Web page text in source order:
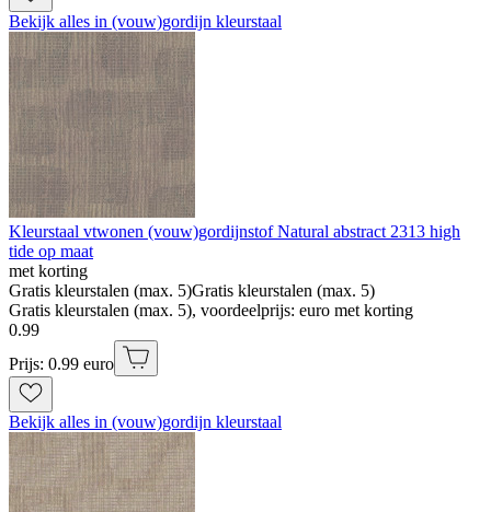
Bekijk alles in (vouw)gordijn kleurstaal
Kleurstaal vtwonen (vouw)gordijnstof Natural abstract 2313 high
tide op maat
met korting
Gratis kleurstalen (max. 5)Gratis kleurstalen (max. 5)
Gratis kleurstalen (max. 5), voordeelprijs: euro met korting
0.99
Prijs: 0.99 euro
Bekijk alles in (vouw)gordijn kleurstaal